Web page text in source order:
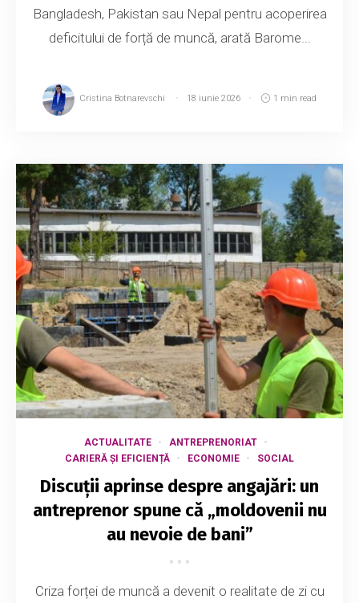
Bangladesh, Pakistan sau Nepal pentru acoperirea
deficitului de forță de muncă, arată Barome...
Cristina Botnarevschi 18 iunie 2026 1 min read
ACTUALITATE
ANTREPRENORIAT
CARIERĂ ȘI EFICIENȚĂ
ECONOMIE SOCIAL
Discuții aprinse despre angajări: un
antreprenor spune că „moldovenii nu
au nevoie de bani”
Criza forței de muncă a devenit o realitate de zi cu